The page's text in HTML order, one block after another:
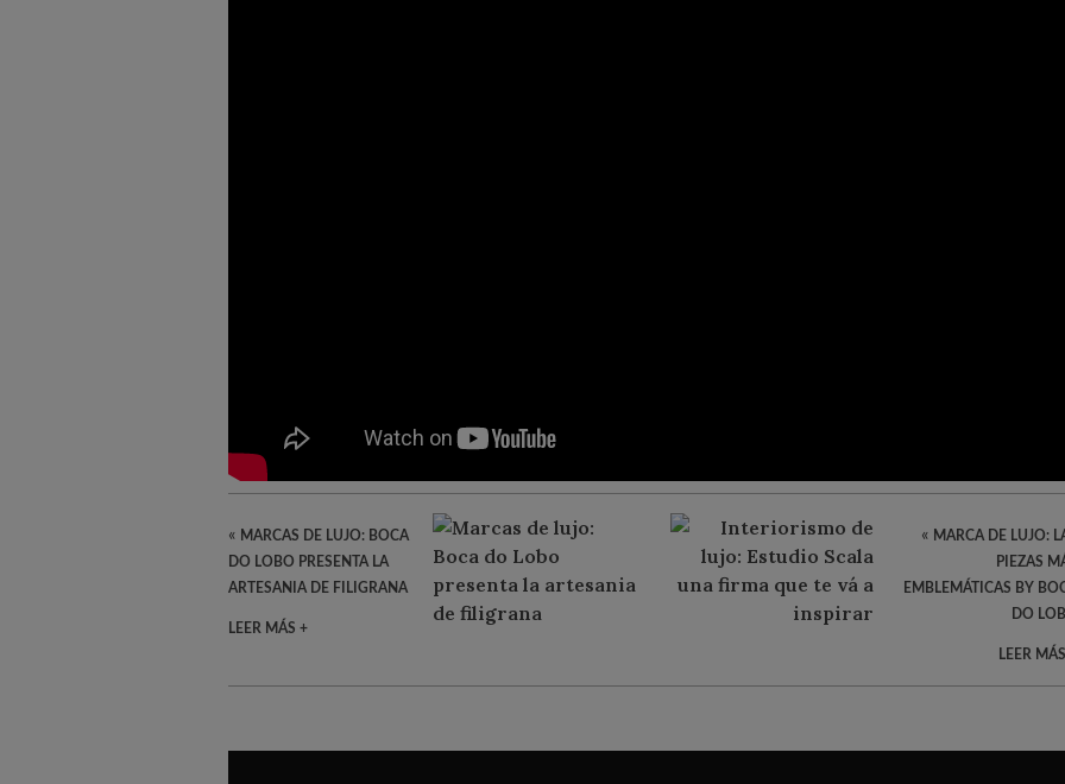
« MARCAS DE LUJO: BOCA
DO LOBO PRESENTA LA
ARTESANIA DE FILIGRANA
LEER MÁS +
« MARCA DE LUJO:
PIEZAS
EMBLEMÁTICAS BY
DO
LEER